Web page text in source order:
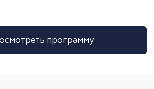
программу